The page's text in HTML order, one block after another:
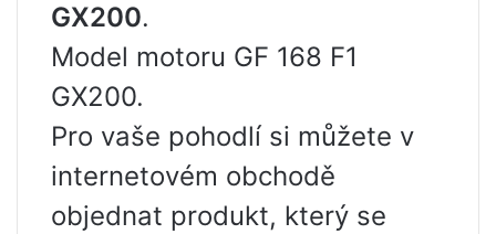
GX200.
Model motoru GF 168 F1
GX200.
Pro vaše pohodlí si můžete v
internetovém obchodě
objednat produkt, který se